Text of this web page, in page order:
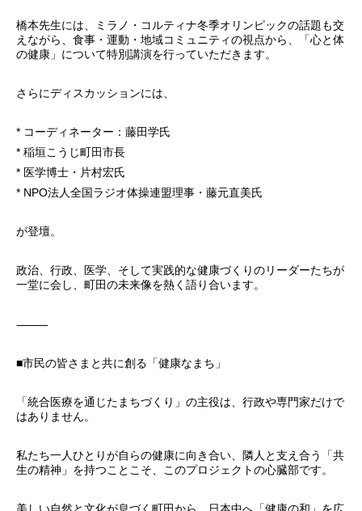
橋本先生には、ミラノ・コルティナ冬季オリンピックの話題も交
えながら、食事・運動・地域コミュニティの視点から、「心と体
の健康」について特別講演を行っていただきます。
さらにディスカッションには、
* コーディネーター：藤田学氏
* 稲垣こうじ町田市長
* 医学博士・片村宏氏
* NPO法人全国ラジオ体操連盟理事・藤元直美氏
が登壇。
政治、行政、医学、そして実践的な健康づくりのリーダーたちが
一堂に会し、町田の未来像を熱く語り合います。
⸻
■市民の皆さまと共に創る「健康なまち」
「統合医療を通じたまちづくり」の主役は、行政や専門家だけで
はありません。
私たち一人ひとりが自らの健康に向き合い、隣人と支え合う「共
生の精神」を持つことこそ、このプロジェクトの心臓部です。
美しい自然と文化が息づく町田から、日本中へ「健康の和」を広